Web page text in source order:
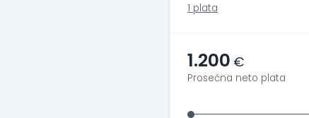
1 plata
1.200 €
Prosečna neto plata